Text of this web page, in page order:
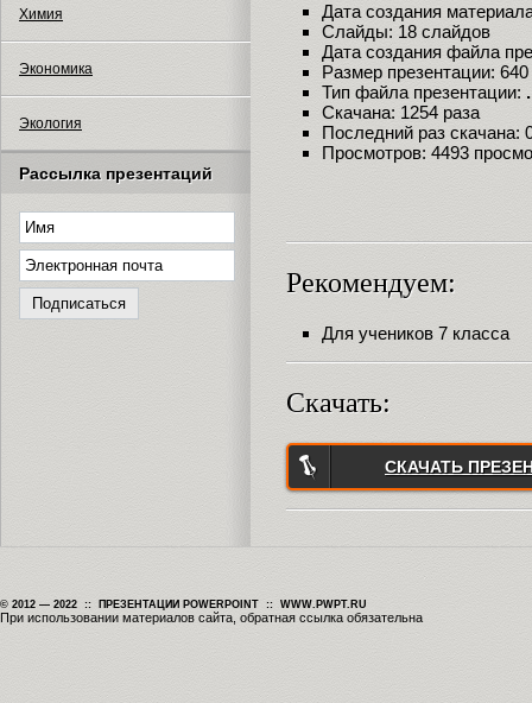
Химия
Экономика
Экология
Рассылка презентаций
Дата создания
Слайды: 18 слайдов
Дата создания файла
Размер презентации:
Тип файла презентации:
Скачана: 1254 раза
Последний раз скачана:
Просмотров: 4493
Рекомендуем:
Для учеников 7 класса
Скачать:
СКАЧАТЬ
© 2012 — 2022 :: ПРЕЗЕНТАЦИИ POWERPOINT :: WWW.PWPT.RU
При использовании материалов сайта, обратная ссылка обязательна